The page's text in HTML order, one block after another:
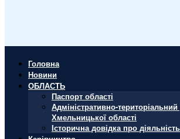
Головна
Новини
ОБЛАСТЬ
Паспорт області
Адміністративно-територіальний
Хмельницької області
Історична довідка про